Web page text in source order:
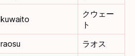
kuwaito
クウェー
ト
raosu
ラオス